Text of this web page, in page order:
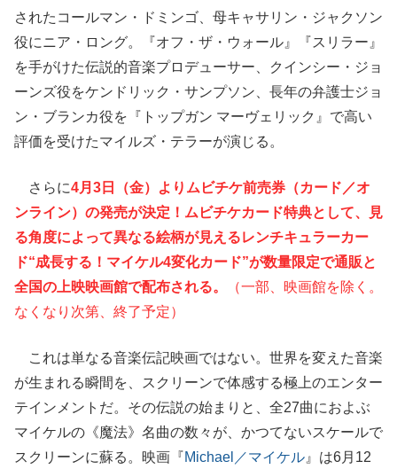
されたコールマン・ドミンゴ、母キャサリン・ジャクソン
役にニア・ロング。『オフ・ザ・ウォール』『スリラー』
を手がけた伝説的音楽プロデューサー、クインシー・ジョ
ーンズ役をケンドリック・サンプソン、長年の弁護士ジョ
ン・ブランカ役を『トップガン マーヴェリック』で高い
評価を受けたマイルズ・テラーが演じる。
さらに4月3日（金）よりムビチケ前売券（カード／オ
ンライン）の発売が決定！ムビチケカード特典として、見
る角度によって異なる絵柄が見えるレンチキュラーカー
ド“成長する！マイケル4変化カード”が数量限定で通販と
全国の上映映画館で配布される。
（一部、映画館を除く。
なくなり次第、終了予定）
これは単なる音楽伝記映画ではない。世界を変えた音楽
が生まれる瞬間を、スクリーンで体感する極上のエンター
テインメントだ。その伝説の始まりと、全27曲におよぶ
マイケルの《魔法》名曲の数々が、かつてないスケールで
スクリーンに蘇る。映画『Michael／マイケル 』は6月12